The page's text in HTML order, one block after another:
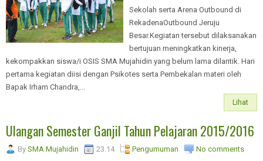
Sekolah serta Arena Outbound di
RekadenaOutbound Jeruju
Besar.Kegiatan tersebut dilaksanakan
bertujuan meningkatkan kinerja,
kekompakkan siswa/i OSIS SMA Mujahidin yang belum lama dilantik. Hari
pertama kegiatan diisi dengan Psikotes serta Pembekalan materi oleh
Bapak Irham Chandra,...
Lihat
Ulangan Semester Ganjil Tahun Pelajaran 2015/2016
By SMA Mujahidin 23.14 Pengumuman
No comments